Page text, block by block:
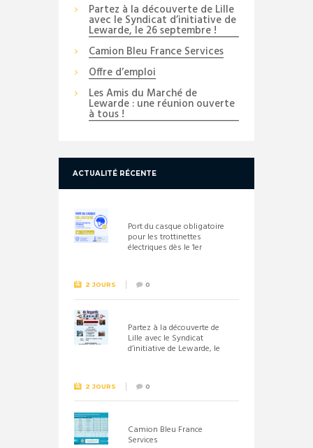
Partez à la découverte de Lille
avec le Syndicat d’initiative de
Lewarde, le 26 septembre !
Camion Bleu France Services
Offre d’emploi
Les Amis du Marché de
Lewarde : une réunion ouverte
à tous !
ACTUALITÉ RÉCENTE
Port du casque obligatoire
pour les trottinettes
électriques dès le 1er
2 JOURS 0
Partez à la découverte de
Lille avec le Syndicat
d’initiative de Lewarde, le
2 JOURS 0
Camion Bleu France
Services